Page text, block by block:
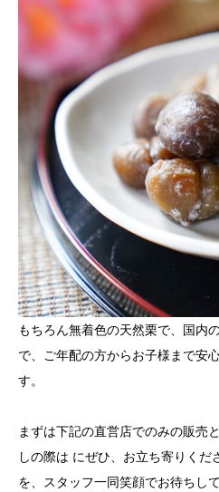
もちろん無着色の天然栗で、国内
で、ご年配の方からお子様まで安
す。
まずは下記の直営店でのみの販売
しの際は にぜひ、お立ち寄りくだ
を、スタッフ一同笑顔でお待ちし